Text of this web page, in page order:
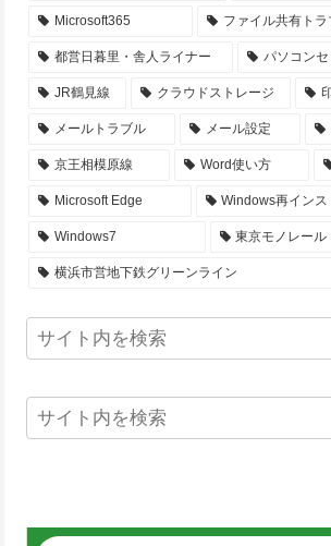
Microsoft365 ファイル共有トラ
都営日暮里・舎人ライナー パソコン
JR鶴見線 クラウドストレージ
メールトラブル メール設定
京王相模原線 Word使い方
Microsoft Edge Windows再インス
Windows7 東京モノレール
横浜市営地下鉄グリーンライン